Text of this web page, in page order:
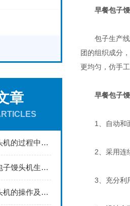
章
在使用包子馒头机的过程中有些东西是需要注意的
教你如何解决包子馒头机生产出来的包子表面不光滑
想知道包子馒头机的操作及维护方法不妨看看本篇吧
早餐包子
包子生产线
团的组织成分
更均匀，仿手
早餐包子
1、自动和面
2、采用连续
3、充分利用